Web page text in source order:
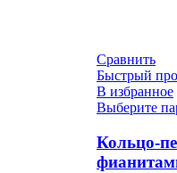
Сравнить
Быстрый
В избранное
Выберите
Кольцо-